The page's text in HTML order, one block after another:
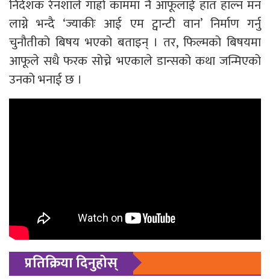
निर्देशक रेनशाले गाह्रो काममा नै आफूलाई हात हाल्न मन
लाग्ने भन्दै ‘ज्याकीः आई एम ट्वान्टी वान’ निर्माण गर्नु
चुनौतीको बिषय भएको बताइन् । तर, फिल्मको बिषयमा
आफूले सधै फरक सोच्ने भएकाले डान्सको कथा जन्मिएको
उनको भनाई छ ।
प्रतिक्रिया दिनुहोस्